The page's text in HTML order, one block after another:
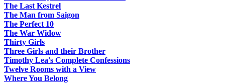
The Last Kestrel
The Man from Saigon
The Perfect 10
The War Widow
Thirty Girls
Three Girls and their Brother
Timothy Lea's Complete Confessions
Twelve Rooms with a View
Where You Belong